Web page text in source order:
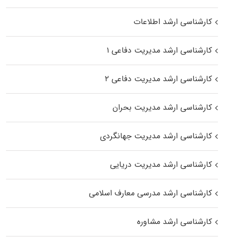
کارشناسی ارشد اطلاعات
کارشناسی ارشد مدیریت دفاعی ۱
کارشناسی ارشد مدیریت دفاعی ۲
کارشناسی ارشد مدیریت بحران
کارشناسی ارشد مدیریت جهانگردی
کارشناسی ارشد مدیریت دریایی
کارشناسی ارشد مدرسی معارف اسلامی
کارشناسی ارشد مشاوره